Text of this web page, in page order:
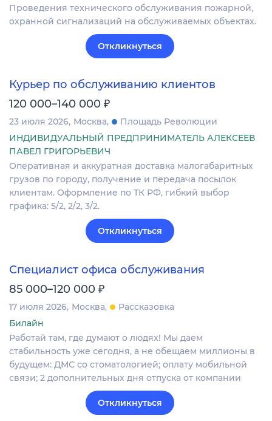
Проведения технического обслуживания пожарной,
охранной сигнализаций на обслуживаемых объектах.
Откликнуться
Курьер по обслуживанию клиентов
120 000–140 000 ₽
23 июля 2026 Москва
Площадь Революции
ИНДИВИДУАЛЬНЫЙ ПРЕДПРИНИМАТЕЛЬ АЛЕКСЕЕВ
ПАВЕЛ ГРИГОРЬЕВИЧ
Оперативная и аккуратная доставка малогабаритных
грузов по городу, получение и передача посылок
клиентам. Оформление по ТК РФ, гибкий выбор
графика: 5/2, 2/2, 3/2.
Откликнуться
Специалист офиса обслуживания
85 000–120 000 ₽
17 июля 2026 Москва
Рассказовка
Билайн
Работай там, где думают о людях! Мы даем
стабильность уже сегодня, а не обещаем миллионы в
будущем: ДМС со стоматологией; оплату мобильной
связи; 2 дополнительных дня отпуска от компании​
Откликнуться